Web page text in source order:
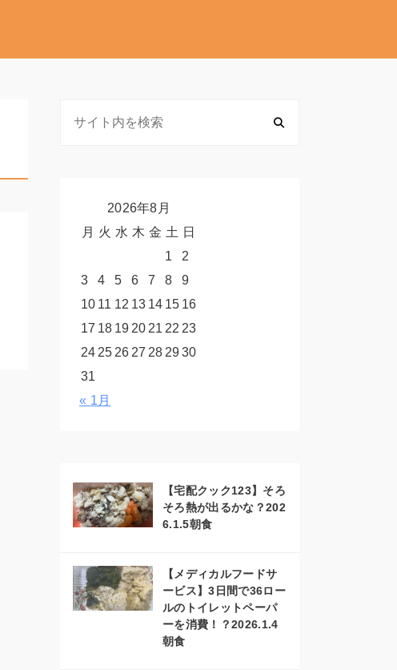
2026年8月
月 火 水 木 金 土 日
1
2
3
4 5 6 7 8
9
10 11 12 13 14 15 16
17 18 19 20 21 22 23
24 25 26 27 28 2930
31
« 1月
【宅配クック123】そろ
そろ熱が出るかな？202
6.1.5朝食
【メディカルフードサ
ービス】3日間で36ロー
ルのトイレットペーパ
ーを消費！？2026.1.4
朝食